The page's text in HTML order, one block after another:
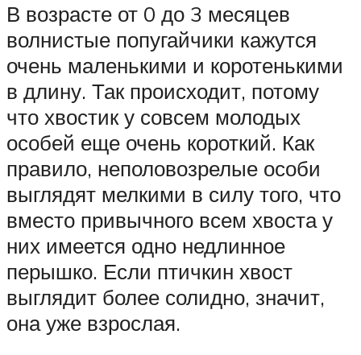
В возрасте от 0 до 3 месяцев
волнистые попугайчики кажутся
очень маленькими и коротенькими
в длину. Так происходит, потому
что хвостик у совсем молодых
особей еще очень короткий. Как
правило, неполовозрелые особи
выглядят мелкими в силу того, что
вместо привычного всем хвоста у
них имеется одно недлинное
перышко. Если птичкин хвост
выглядит более солидно, значит,
она уже взрослая.